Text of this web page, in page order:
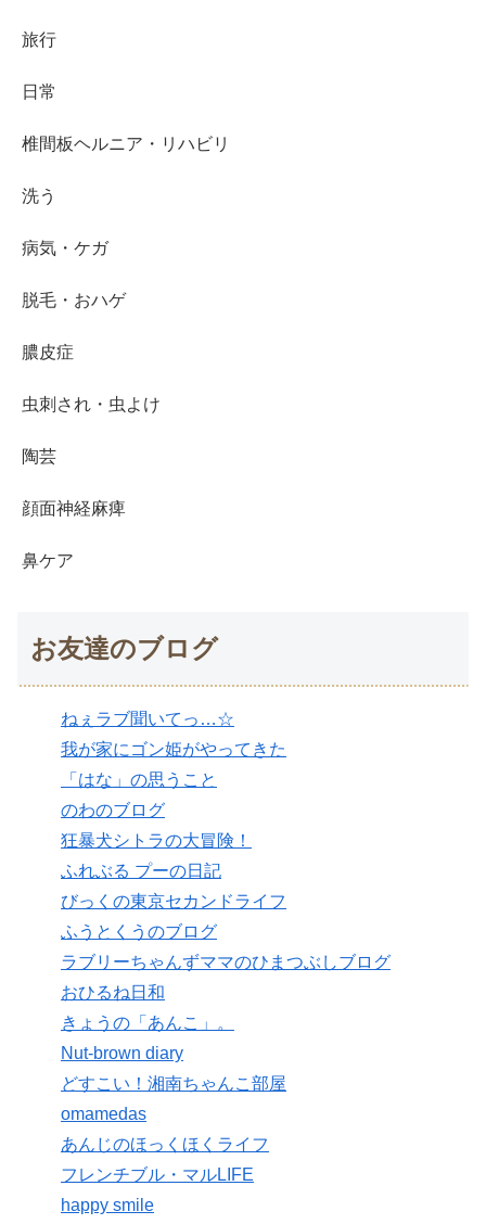
旅行
日常
椎間板ヘルニア・リハビリ
洗う
病気・ケガ
脱毛・おハゲ
膿皮症
虫刺され・虫よけ
陶芸
顔面神経麻痺
鼻ケア
お友達のブログ
ねぇラブ聞いてっ…☆
我が家にゴン姫がやってきた
「はな」の思うこと
のわのブログ
狂暴犬シトラの大冒険！
ふれぶる プーの日記
びっくの東京セカンドライフ
ふうとくうのブログ
ラブリーちゃんずママのひまつぶしブログ
おひるね日和
きょうの「あんこ」。
Nut-brown diary
どすこい！湘南ちゃんこ部屋
omamedas
あんじのほっくほくライフ
フレンチブル・マルLIFE
happy smile